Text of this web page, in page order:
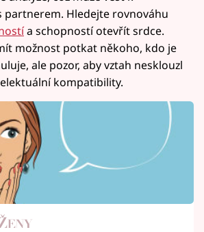
partnerem. Hledejte rovnováhu
a schopností otevřít srdce.
možnost potkat někoho, kdo je
ale pozor, aby vztah nesklouzl
kompatibility.